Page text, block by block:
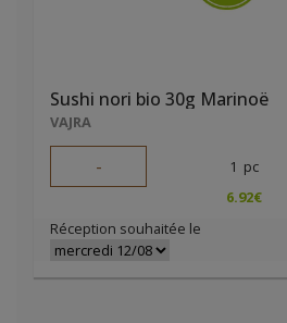
Sushi nori bio 30g Marinoë
VAJRA
- 1 pc
6.92€
Réception souhaitée le